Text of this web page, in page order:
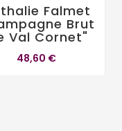
Falmet
Brut
Val Cornet"
48,60 €